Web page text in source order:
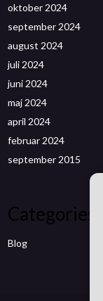
oktober 2024
september 2024
august 2024
juli 2024
juni 2024
maj 2024
april 2024
februar 2024
september 2015
Categories
Blog